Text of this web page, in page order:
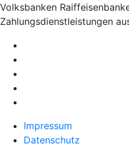
Volksbanken
Zahlungsdienstleistungen
Impressum
Datenschutz